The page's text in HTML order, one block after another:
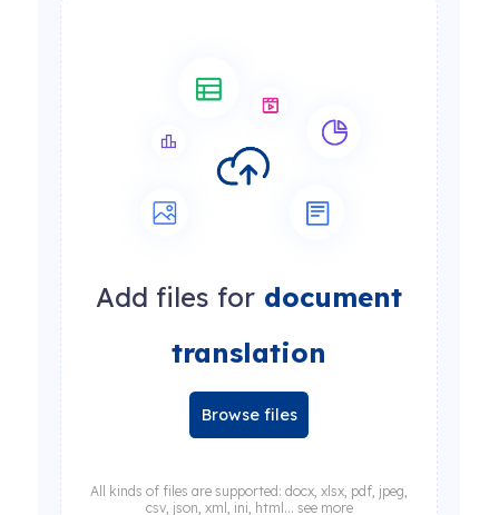
Add files for document
translation
Browse files
All kinds of files are supported: docx, xlsx, pdf, jpeg,
csv, json, xml, ini, html... see more